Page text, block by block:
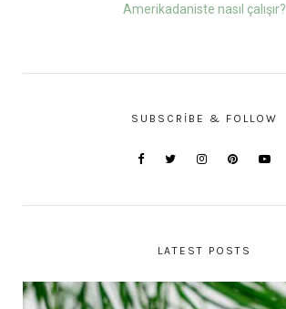
Amerikadaniste nasıl çalışır?
SUBSCRIBE & FOLLOW
LATEST POSTS